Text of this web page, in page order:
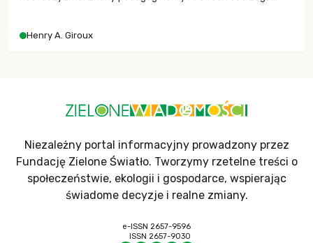
wychowają świadomych obywateli?
Henry A. Giroux
Niezależny portal informacyjny prowadzony przez
Fundację Zielone Światło. Tworzymy rzetelne treści o
społeczeństwie, ekologii i gospodarce, wspierając
świadome decyzje i realne zmiany.
e-ISSN 2657-9596
ISSN 2657-9030